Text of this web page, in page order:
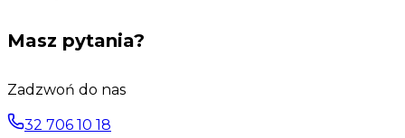
Masz pytania?
Zadzwoń do nas
32 706 10 18